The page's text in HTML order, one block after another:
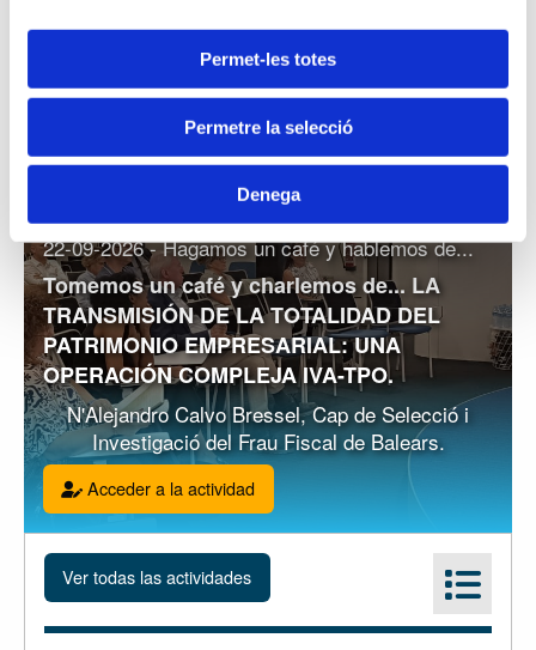
Permet-les totes
Permetre la selecció
Denega
22-09-2026 - Hagamos un café y hablemos de...
Tomemos un café y charlemos de... LA
TRANSMISIÓN DE LA TOTALIDAD DEL
PATRIMONIO EMPRESARIAL: UNA
OPERACIÓN COMPLEJA IVA-TPO.
N'Alejandro Calvo Bressel, Cap de Selecció i
Investigació del Frau Fiscal de Balears.
Acceder a la actividad